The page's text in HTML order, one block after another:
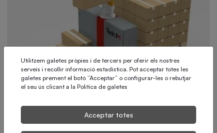
Utilitzem galetes pròpies i de tercers per oferir els nostres
serveis i recollir informació estadística. Pot acceptar totes les
galetes prement el botó ”Acceptar” o configurar-les o rebutjar
el seu ús clicant a la Política de galetes
Acceptar totes